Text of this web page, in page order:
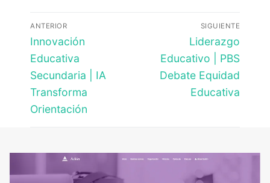
Navegación
de
entradas
ANTERIOR
Entrada
anterior:
Innovación
Educativa
Secundaria | IA
Transforma
Orientación
SIGUIENTE
Entrada
siguiente:
Liderazgo
Educativo | PBS
Debate Equidad
Educativa